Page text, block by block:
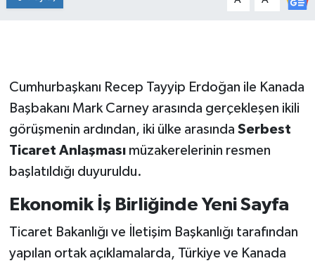
Cumhurbaşkanı Recep Tayyip Erdoğan ile Kanada
Başbakanı Mark Carney arasında gerçekleşen ikili
görüşmenin ardından, iki ülke arasında Serbest
Ticaret Anlaşması müzakerelerinin resmen
başlatıldığı duyuruldu.
Ekonomik İş Birliğinde Yeni Sayfa
Ticaret Bakanlığı ve İletişim Başkanlığı tarafından
yapılan ortak açıklamalarda, Türkiye ve Kanada